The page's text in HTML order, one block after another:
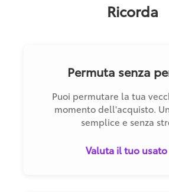
Ricorda
Permuta senza
Puoi permutare la tua
momento dell'acquisto.
semplice e senza
Valuta il tuo